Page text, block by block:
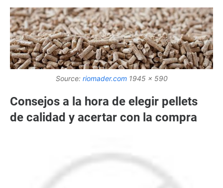
Source: riomader.com1945 x 590
Consejos a la hora de elegir pellets
de calidad y acertar con la compra